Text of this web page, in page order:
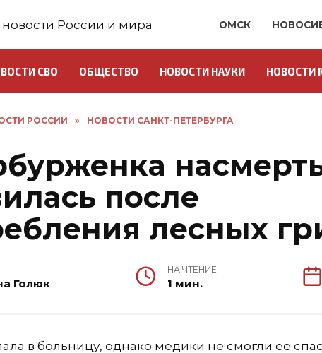
ОМСК
СВО ОБЩЕСТВО НОВОСТИ НАУКИ НОВОСТИ
РОССИИ » НОВОСТИ САНКТ-ПЕТЕРБУРГА
после
лесных
Голюк
НА ЧТЕНИЕ
1 мин.
в больницу, однако медики не смогли ее